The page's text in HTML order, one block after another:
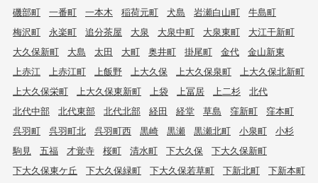
磯部町
一番町 一本木 稲荷元町 犬島 岩瀬白山町
牛島町
梅沢町
永楽町 追分茶屋 大泉 大泉中町 大泉東町
大江干新町
大久保新町
大島 太田 大町 奥井町 掛尾町 金代
金山新東
上赤江
上赤江町 上飯野 上大久保 上大久保泉町
上大久保北新町
上大久保栄町
上大久保東新町 上袋 上冨居 上二杉
北代
北代中部
北代東部 北代北部 経田 経堂 草島 窪新町
窪本町
呉羽町
呉羽町北 呉羽町西 黒崎 黒瀬 黒瀬北町 小泉町
小杉
駒見
五福 才覚寺 桜町 清水町 下大久保
下大久保新町
下大久保東ケ丘
下大久保緑町 下大久保若草町 下新北町
下新本町